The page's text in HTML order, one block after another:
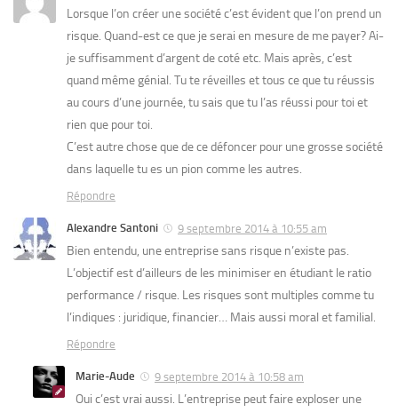
Lorsque l’on créer une société c’est évident que l’on prend un
risque. Quand-est ce que je serai en mesure de me payer? Ai-
je suffisamment d’argent de coté etc. Mais après, c’est
quand même génial. Tu te réveilles et tous ce que tu réussis
au cours d’une journée, tu sais que tu l’as réussi pour toi et
rien que pour toi.
C’est autre chose que de ce défoncer pour une grosse société
dans laquelle tu es un pion comme les autres.
Répondre
Alexandre Santoni 9 septembre 2014 à 10:55 am
Bien entendu, une entreprise sans risque n’existe pas.
L’objectif est d’ailleurs de les minimiser en étudiant le ratio
performance / risque. Les risques sont multiples comme tu
l’indiques : juridique, financier… Mais aussi moral et familial.
Répondre
Marie-Aude 9 septembre 2014 à 10:58 am
Oui c’est vrai aussi. L’entreprise peut faire exploser une